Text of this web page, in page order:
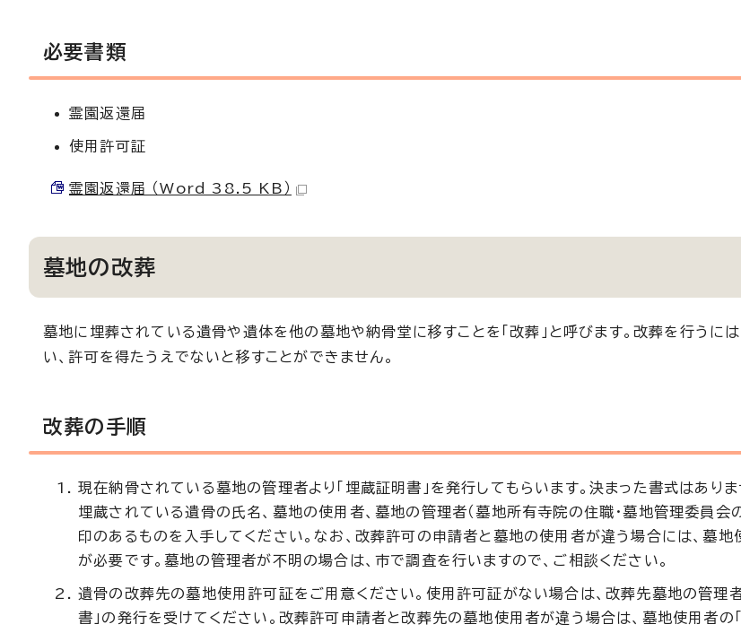
必要書類
霊園返還届
使用許可証
霊園返還届 （Word 38.5 KB）
墓地の改葬
墓地に埋葬されている遺骨や遺体を他の墓地や納骨堂に移すことを「改葬」と呼びます。改葬を行うに
い、許可を得たうえでないと移すことができません。
改葬の手順
現在納骨されている墓地の管理者より「埋蔵証明書」を発行してもらいます。決まった書式はあり
埋蔵されている遺骨の氏名、墓地の使用者、墓地の管理者（墓地所有寺院の住職・墓地管理委員会
印のあるものを入手してください。なお、改葬許可の申請者と墓地の使用者が違う場合には、墓地
が必要です。墓地の管理者が不明の場合は、市で調査を行いますので、ご相談ください。
遺骨の改葬先の墓地使用許可証をご用意ください。使用許可証がない場合は、改葬先墓地の管理
書」の発行を受けてください。改葬許可申請者と改葬先の墓地使用者が違う場合は、墓地使用者の